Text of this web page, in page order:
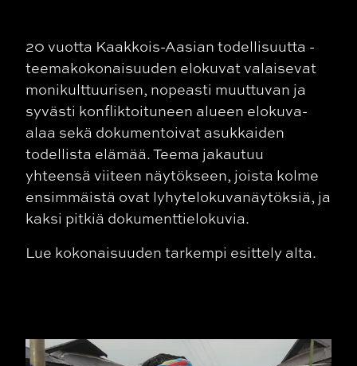
20 vuotta Kaakkois-Aasian todellisuutta -
teemakokonaisuuden elokuvat valaisevat
monikulttuurisen, nopeasti muuttuvan ja
syvästi konfliktoituneen alueen elokuva-
alaa sekä dokumentoivat asukkaiden
todellista elämää. Teema jakautuu
yhteensä viiteen näytökseen, joista kolme
ensimmäistä ovat lyhytelokuvanäytöksiä, ja
kaksi pitkiä dokumenttielokuvia.
Lue kokonaisuuden tarkempi esittely alta.